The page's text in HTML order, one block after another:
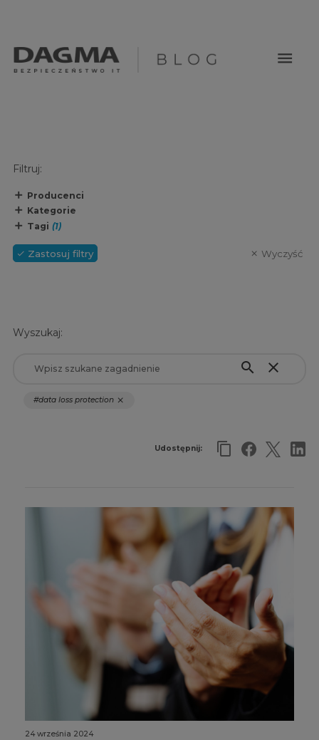
menu
Filtruj:
Producenci
Kategorie
Tagi (1)
Zastosuj filtry Wyczyść
Wyszukaj:
search close
#data loss protection close
Udostępnij:
24 września 2024